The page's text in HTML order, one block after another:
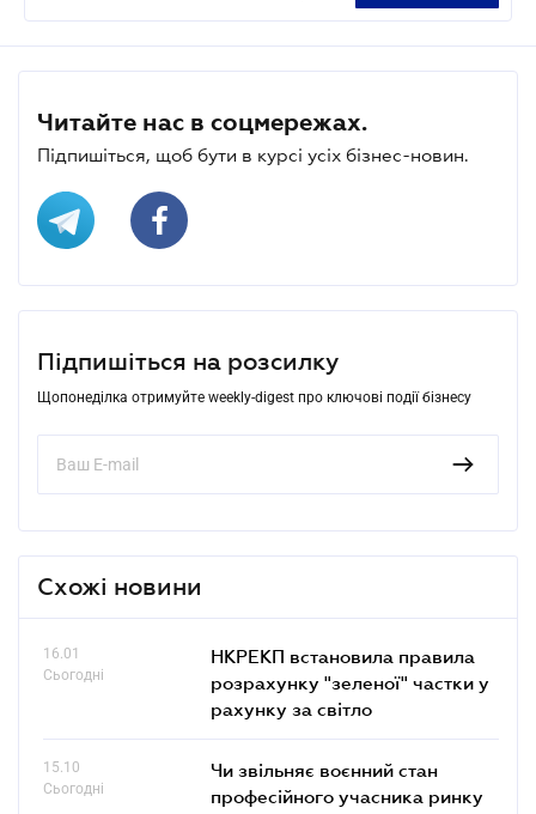
Читайте нас в соцмережах.
Підпишіться, щоб бути в курсі усіх бізнес-новин.
Підпишіться на розсилку
Щопонеділка отримуйте weekly-digest про ключові події бізнесу
Схожі новини
16.01
Сьогодні
НКРЕКП встановила правила
розрахунку "зеленої" частки у
рахунку за світло
15.10
Сьогодні
Чи звільняє воєнний стан
професійного учасника ринку